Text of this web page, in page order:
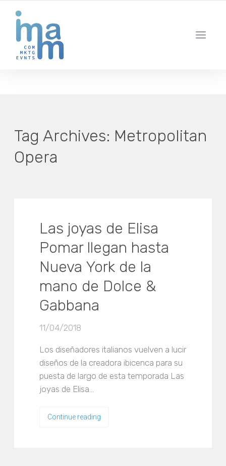
IBIZA · MADRID · BARCELONA
Tag Archives: Metropolitan
Opera
Las joyas de Elisa
Pomar llegan hasta
Nueva York de la
mano de Dolce &
Gabbana
11/04/2018
Los diseñadores italianos vuelven a lucir
diseños de la creadora ibicenca para su
puesta de largo de esta temporada Las
joyas de Elisa…
Continue reading